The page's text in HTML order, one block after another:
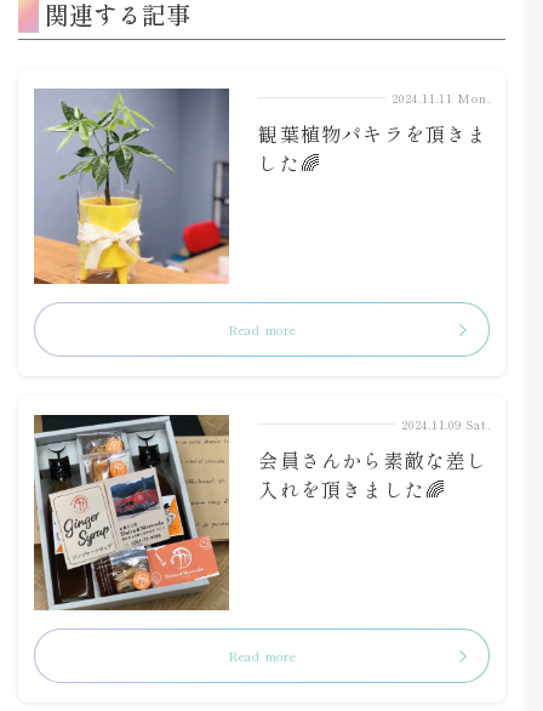
関連する記事
2024.11.11 Mon.
観葉植物パキラを頂きま
した🌈
Read more
2024.11.09 Sat.
会員さんから素敵な差し
入れを頂きました🌈
Read more